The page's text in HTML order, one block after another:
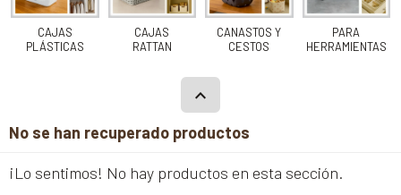
CAJAS
PLÁSTICAS
CAJAS
RATTAN
CANASTOS Y
CESTOS
PARA
HERRAMIENTAS
No se han recuperado productos
¡Lo sentimos! No hay productos en esta sección.